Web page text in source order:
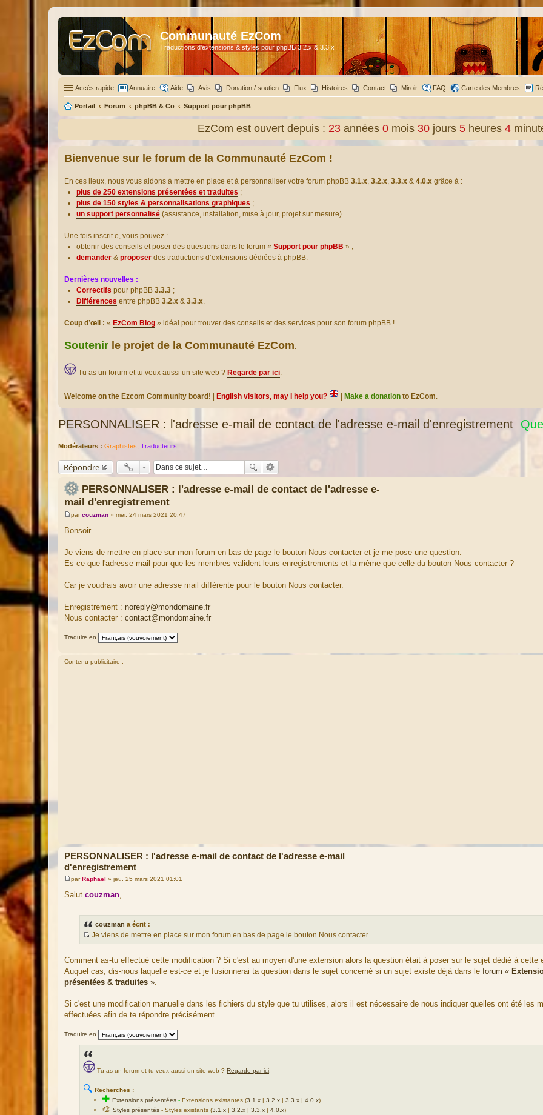
Communauté EzCom
Traductions d'extensions & styles pour phpBB 3.2.x & 3.3.x
Accès rapide Annuaire Aide Avis Donation / soutien Flux Histoires Contact Miroir FAQ Carte des Membres
Portail Forum phpBB & Co Support pour phpBB
EzCom est ouvert depuis : 23 années 0 mois 30 jours 5 heures 4
Bienvenue sur le forum de la Communauté EzCom !
En ces lieux, nous vous aidons à mettre en place et à personnaliser votre forum phpBB 3.1.x, 3.2.x, 3.3.x & 4.0.x grâce à :
plus de 250 extensions présentées et traduites ;
plus de 150 styles & personnalisations graphiques ;
un support personnalisé (assistance, installation, mise à jour, projet sur mesure).
Une fois inscrit.e, vous pouvez :
obtenir des conseils et poser des questions dans le forum « Support pour phpBB » ;
demander & proposer des traductions d’extensions dédiées à phpBB.
Dernières nouvelles :
Correctifs pour phpBB 3.3.3 ;
Différences entre phpBB 3.2.x & 3.3.x.
Coup d’œil : « EzCom Blog » idéal pour trouver des conseils et des services pour son forum phpBB !
Soutenir le projet de la Communauté EzCom.
Tu as un forum et tu veux aussi un site web ? Regarde par ici.
Welcome on the Ezcom Community board! English visitors, may I help you? Make a donation to EzCom.
PERSONNALISER : l'adresse e-mail de contact de l'adresse e-mail d'enregistrement
Modérateurs : Graphistes Traducteurs
Répondre
PERSONNALISER : l'adresse e-mail de contact de l'adresse e-
mail d'enregistrement
M
s
g
e
parcouzman » mer. 24 mars 2021 20:47
Bonsoir
Je viens de mettre en place sur mon forum en bas de page le bouton Nous contacter et je me pose une question.
Es ce que l'adresse mail pour que les membres valident leurs enregistrements et la même que celle du bouton Nous contacter ?
Car je voudrais avoir une adresse mail différente pour le bouton Nous contacter.
Enregistrement : noreply@mondomaine.fr
Nous contacter : contact@mondomaine.fr
Traduire en
Contenu publicitaire :
PERSONNALISER : l'adresse e-mail de contact de l'adresse e-mail
d'enregistrement
M
e
s
parRaphaël » jeu. 25 mars 2021 01:01
Salut couzman
couzman a écrit :
S
u
r
c
d
u
e
s
s
a
e
Je viens de mettre en place sur mon forum en bas de page le bouton Nous contacter
Comment as-tu effectué cette modification ? Si c'est au moyen d'une extension alors la question était à poser sur le sujet dédié à cette
Auquel cas, dis-nous laquelle est-ce et je fusionnerai ta question dans le sujet concerné si un sujet existe déjà dans le forum «
présentées & traduites »
Si c'est une modification manuelle dans les fichiers du style que tu utilises, alors il est nécessaire de nous indiquer quelles ont été les
effectuées afin de te répondre précisément.
Traduire en
Tu as un forum et tu veux aussi un site web ? Regarde par ici
🔍 Recherches :
✚Extensions présentées -Extensions existantes (3.1.x |3.2.x |3.3.x |4.0.x)
🎨Styles présentés - Styles existants (3.1.x |3.2.x |3.3.x |4.0.x)